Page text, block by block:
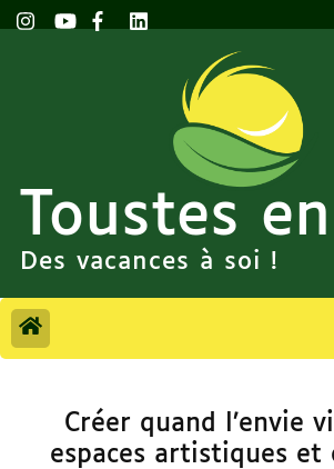
Toustes
Des vacances à soi !
Créer quand l’envie
espaces artistiques et